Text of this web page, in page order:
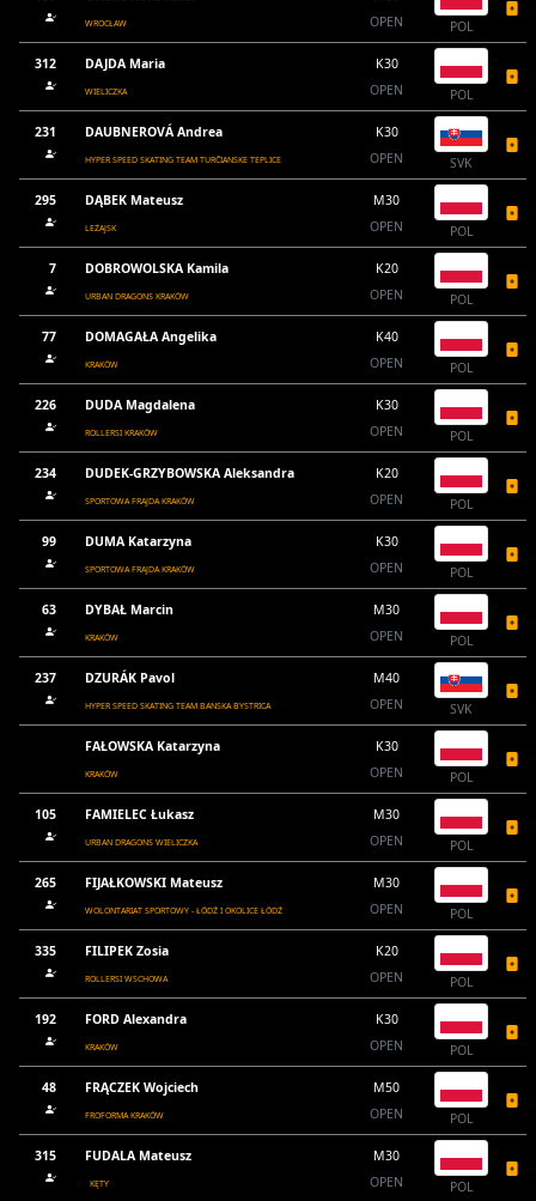
WROCŁAW
OPEN
POL
312 DAJDA Maria
WIELICZKA
K30
OPEN
POL
231 DAUBNEROVÁ Andrea
HYPER SPEED SKATING TEAM TURČIANSKE TEPLICE
K30
OPEN
SVK
295 DĄBEK Mateusz
LEŻAJSK
M30
OPEN
POL
7 DOBROWOLSKA Kamila
URBAN DRAGONS KRAKÓW
K20
OPEN
POL
77 DOMAGAŁA Angelika
KRAKÓW
K40
OPEN
POL
226 DUDA Magdalena
ROLLERSI KRAKÓW
K30
OPEN
POL
234 DUDEK-GRZYBOWSKA Aleksandra
SPORTOWA FRAJDA KRAKÓW
K20
OPEN
POL
99 DUMA Katarzyna
SPORTOWA FRAJDA KRAKÓW
K30
OPEN
POL
63 DYBAŁ Marcin
KRAKÓW
M30
OPEN
POL
237 DZURÁK Pavol
HYPER SPEED SKATING TEAM BANSKA BYSTRICA
M40
OPEN
SVK
FAŁOWSKA Katarzyna
KRAKÓW
K30
OPEN
POL
105 FAMIELEC Łukasz
URBAN DRAGONS WIELICZKA
M30
OPEN
POL
265 FIJAŁKOWSKI Mateusz
WOLONTARIAT SPORTOWY - ŁÓDŹ I OKOLICE ŁÓDŹ
M30
OPEN
POL
335 FILIPEK Zosia
ROLLERSI WSCHOWA
K20
OPEN
POL
192 FORD Alexandra
KRAKÓW
K30
OPEN
POL
48 FRĄCZEK Wojciech
FROFORMA KRAKÓW
M50
OPEN
POL
315 FUDALA Mateusz
KĘTY
M30
OPEN
POL